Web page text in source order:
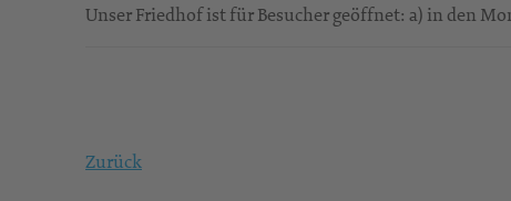
Unser Friedhof ist für Besucher geöffnet: a) in den
Zurück